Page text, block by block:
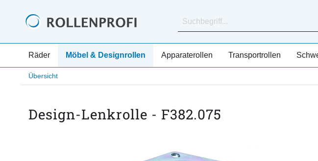
Räder Möbel & Designrollen Apparaterollen Transportrollen
Übersicht
Design-Lenkrolle - F382.075